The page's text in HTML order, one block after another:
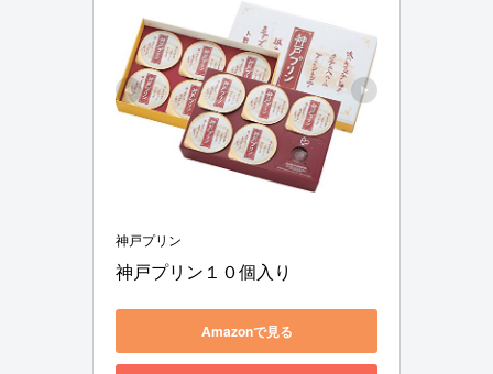
神戸プリン
神戸プリン１０個入り
Amazonで見る